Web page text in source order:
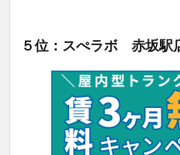
５位：スぺラボ 赤坂駅